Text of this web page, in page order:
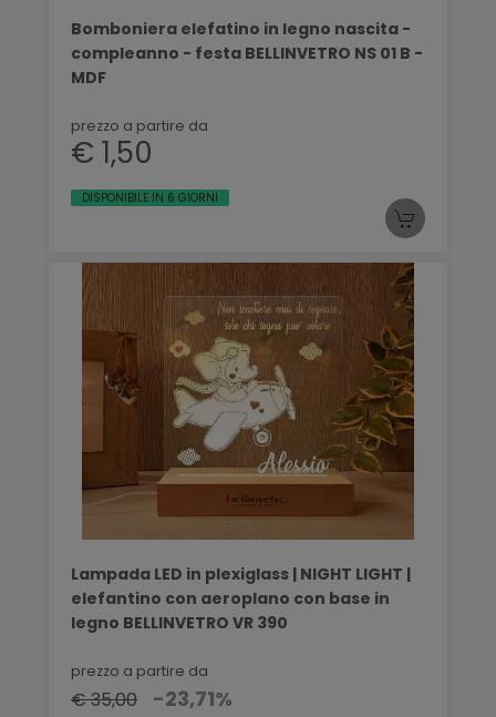
Bomboniera elefatino in legno nascita -
compleanno - festa BELLINVETRO NS 01 B -
MDF
prezzo a partire da
€ 1,50
DISPONIBILE IN 6 GIORNI
Lampada LED in plexiglass | NIGHT LIGHT |
elefantino con aeroplano con base in
legno BELLINVETRO VR 390
prezzo a partire da
€ 35,00 -23,71%